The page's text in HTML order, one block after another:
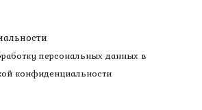
персональных данных в
конфиденциальности